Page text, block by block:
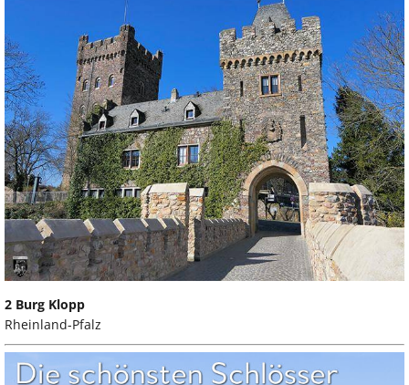
2 Burg Klopp
Rheinland-Pfalz